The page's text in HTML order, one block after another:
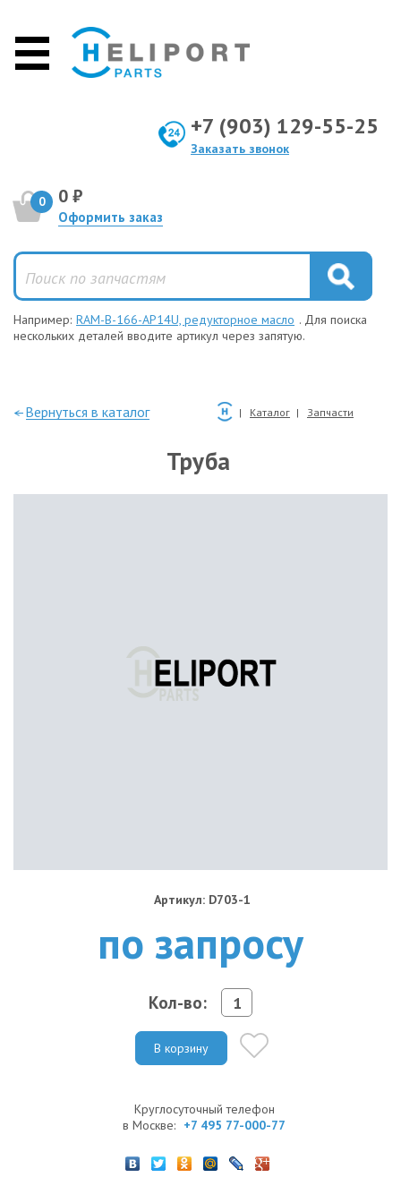
+7 (903) 129-55-25
Заказать звонок
0 0 ₽
Оформить заказ
Например: RAM-B-166-AP14U, редукторное масло . Для поиска
нескольких деталей вводите артикул через запятую.
—Вернуться в каталог Каталог Запчасти
Труба
Артикул: D703-1
по запросу
Кол-во:
В корзину
Круглосуточный телефон
в Москве: +7 495 77-000-77